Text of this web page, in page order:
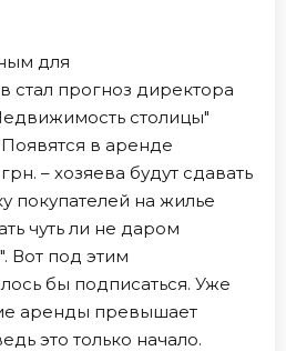
для
стал прогноз директора
столицы"
в аренде
– хозяева будут сдавать
покупателей на жилье
чуть ли не даром
Вот под этим
бы подписаться. Уже
аренды превышает
это только начало.